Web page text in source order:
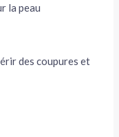
la peau
des coupures et